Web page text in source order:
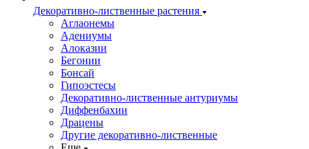
Декоративно-лиственные растения
Аглаонемы
Адениумы
Алоказии
Бегонии
Бонсай
Гипоэстесы
Декоративно-лиственные антуриумы
Диффенбахии
Драцены
Другие декоративно-лиственные